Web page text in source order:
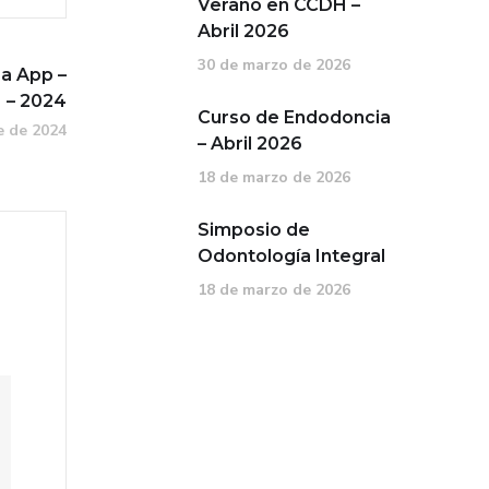
App –
– 2024
de 2024
Verano en CCDH –
Abril 2026
30 de marzo de 2026
Curso de Endodoncia
– Abril 2026
18 de marzo de 2026
Simposio de
Odontología Integral
18 de marzo de 2026